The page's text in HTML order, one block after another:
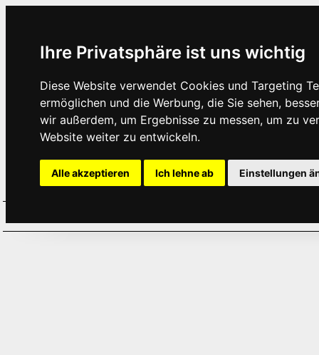
Ihre Privatsphäre ist uns wichtig
Diese Website verwendet Cookies und Targeting
ermöglichen und die Werbung, die Sie sehen,
wir außerdem, um Ergebnisse zu messen, um zu
Website weiter zu entwickeln.
Alle akzeptieren Ich lehne ab Einstellungen